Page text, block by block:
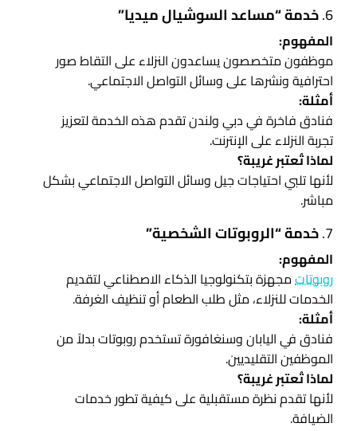
6. خدمة “مساعد السوشيال ميديا”
المفهوم:
موظفون متخصصون يساعدون النزلاء على التقاط صور
احترافية ونشرها على وسائل التواصل الاجتماعي.
أمثلة:
فنادق فاخرة في دبي ولندن تقدم هذه الخدمة لتعزيز
تجربة النزلاء على الإنترنت.
لماذا تُعتبر غريبة؟
لأنها تلبي احتياجات جيل وسائل التواصل الاجتماعي بشكل
مباشر.
7. خدمة “الروبوتات الشخصية”
المفهوم:
روبوتاتمجهزة بتكنولوجيا الذكاء الاصطناعي لتقديم
الخدمات للنزلاء، مثل طلب الطعام أو تنظيف الغرفة.
أمثلة:
فنادق في اليابان وسنغافورة تستخدم روبوتات بدلاً من
الموظفين التقليديين.
لماذا تُعتبر غريبة؟
لأنها تقدم نظرة مستقبلية على كيفية تطور خدمات
الضيافة.